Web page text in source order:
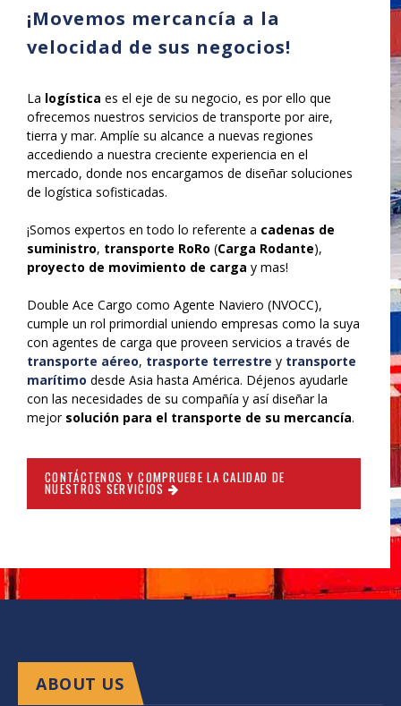
¡Movemos mercancía a la
velocidad de sus negocios!
La logística es el eje de su negocio, es por ello que
ofrecemos nuestros servicios de transporte por aire,
tierra y mar. Amplíe su alcance a nuevas regiones
accediendo a nuestra creciente experiencia en el
mercado, donde nos encargamos de diseñar soluciones
de logística sofisticadas.
¡Somos expertos en todo lo referente a cadenas de
suministro, transporte RoRo (Carga Rodante),
proyecto de movimiento de carga y mas!
Double Ace Cargo como Agente Naviero (NVOCC),
cumple un rol primordial uniendo empresas como la suya
con agentes de carga que proveen servicios a través de
transporte aéreo, trasporte terrestre y transporte
marítimo desde Asia hasta América. Déjenos ayudarle
con las necesidades de su compañía y así diseñar la
mejor solución para el transporte de su mercancía.
CONTÁCTENOS Y COMPRUEBE LA CALIDAD DE
NUESTROS SERVICIOS
ABOUT US